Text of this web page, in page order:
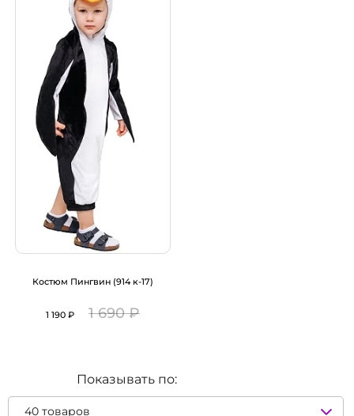
Костюм Пингвин (914 к-17)
1 190 ₽ 1 690 ₽
Показывать по: